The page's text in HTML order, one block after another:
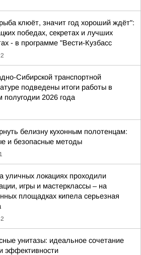
клюёт, значит год хороший ждёт":
победах, секретах и лучших
- в программе "Вести-Кузбасс
Сибирской транспортной
подведены итоги работы в
полугодии 2026 года
белизну кухонным полотенцам:
и безопасные методы
уличных локациях проходили
игры и мастерклассы – на
площадках кипела серьезная
унитазы: идеальное сочетание
эффективности